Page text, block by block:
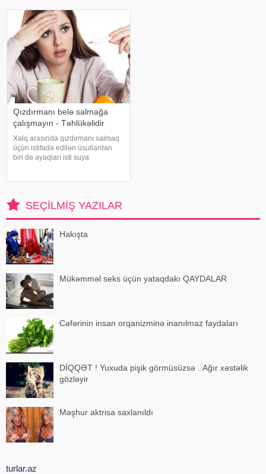
zərərçəkən Səhiyyə Nazirliyi
Akademik M.A.Topçubaşov adına
Elmi Cərrahiyy
Qızdırmanı belə salmağa
çalışmayın - Təhlükəlidir
Xalq arasında qızdırmanı salmaq
üçün istifadə edilən üsullardan
biri də ayaqları isti suya
yüksəSEÇILMIŞ YAZILAR
Hakışta
Mükəmməl seks üçün yataqdakı QAYDALAR
Cəfərinin insan orqanizminə inanılmaz faydaları
DİQQƏT ! Yuxuda pişik görmüsüzsə ..Ağır xəstəlik
gözləyir
Məşhur aktrisa saxlanıldı
turlar.az